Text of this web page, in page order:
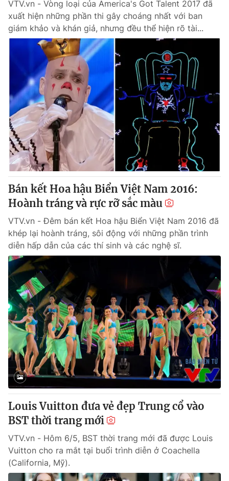
VTV.vn - Vòng loại của America's Got Talent 2017 đã
xuất hiện những phần thi gây choáng nhất với ban
giám khảo và khán giả, nhưng đều thể hiện rõ tài...
Bán kết Hoa hậu Biển Việt Nam 2016:
Hoành tráng và rực rỡ sắc màu
VTV.vn - Đêm bán kết Hoa hậu Biển Việt Nam 2016 đã
khép lại hoành tráng, sôi động với những phần trình
diễn hấp dẫn của các thí sinh và các nghệ sĩ.
Louis Vuitton đưa vẻ đẹp Trung cổ vào
BST thời trang mới
VTV.vn - Hôm 6/5, BST thời trang mới đã được Louis
Vuitton cho ra mắt tại buổi trình diễn ở Coachella
(California, Mỹ).